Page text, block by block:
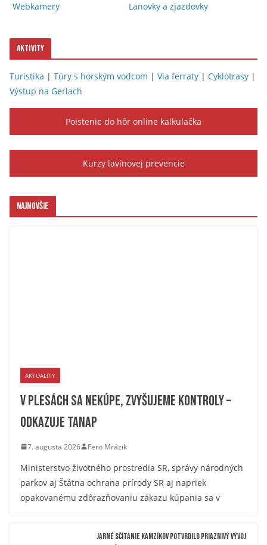
Webkamery
Lanovky a zjazdovky
Aktivity
Turistika | Túry s horským vodcom | Via ferraty | Cyklotrasy |
Výstup na Gerlach
Poistenie do hôr online kalkulačka
Kurzy lavínovej prevencie
Najnovšie
AKTUALITY
V plesách sa nekúpe, zvyšujeme kontroly –
odkazuje TANAP
7. augusta 2026 Fero Mrázik
Ministerstvo životného prostredia SR, správy národných
parkov aj Štátna ochrana prírody SR aj napriek
opakovanému zdôrazňovaniu zákazu kúpania sa v
Jarné sčítanie kamzíkov potvrdilo priaznivý vývoj